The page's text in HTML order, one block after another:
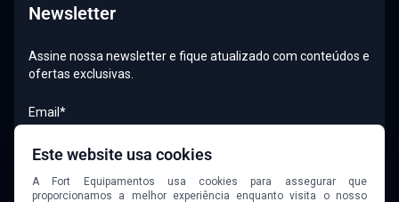
Este website usa cookies
A Fort Equipamentos usa cookies para assegurar que
proporcionamos a melhor experiência enquanto visita o nosso
Newsletter
Assine nossa newsletter e fique atualizado com conteúdos e
ofertas exclusivas.
Email*
Quero receber newsletter